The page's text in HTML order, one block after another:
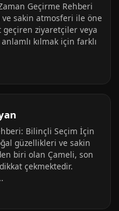
Geçirme Rehberi
sakin atmosferi ile öne
geçiren ziyaretçiler veya
kılmak için farklı
Bilinçli Seçim İçin
güzellikleri ve sakin
biri olan Çameli, son
çekmektedir.